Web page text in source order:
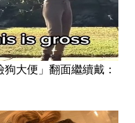
大便」翻面繼續戴：